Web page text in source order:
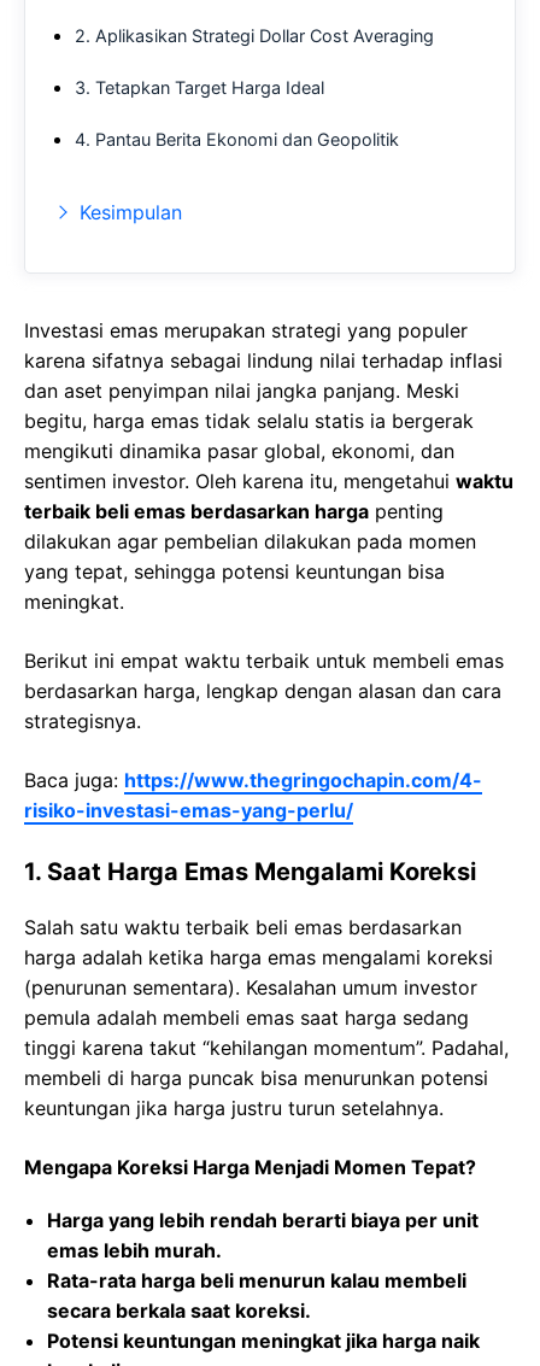
2. Aplikasikan Strategi Dollar Cost Averaging
3. Tetapkan Target Harga Ideal
4. Pantau Berita Ekonomi dan Geopolitik
Kesimpulan
Investasi emas merupakan strategi yang populer
karena sifatnya sebagai lindung nilai terhadap inflasi
dan aset penyimpan nilai jangka panjang. Meski
begitu, harga emas tidak selalu statis ia bergerak
mengikuti dinamika pasar global, ekonomi, dan
sentimen investor. Oleh karena itu, mengetahui waktu
terbaik beli emas berdasarkan harga penting
dilakukan agar pembelian dilakukan pada momen
yang tepat, sehingga potensi keuntungan bisa
meningkat.
Berikut ini empat waktu terbaik untuk membeli emas
berdasarkan harga, lengkap dengan alasan dan cara
strategisnya.
Baca juga: https://www.thegringochapin.com/4-
risiko-investasi-emas-yang-perlu/
1. Saat Harga Emas Mengalami Koreksi
Salah satu waktu terbaik beli emas berdasarkan
harga adalah ketika harga emas mengalami koreksi
(penurunan sementara). Kesalahan umum investor
pemula adalah membeli emas saat harga sedang
tinggi karena takut “kehilangan momentum”. Padahal,
membeli di harga puncak bisa menurunkan potensi
keuntungan jika harga justru turun setelahnya.
Mengapa Koreksi Harga Menjadi Momen Tepat?
Harga yang lebih rendah berarti biaya per unit
emas lebih murah.
Rata-rata harga beli menurun kalau membeli
secara berkala saat koreksi.
Potensi keuntungan meningkat jika harga naik